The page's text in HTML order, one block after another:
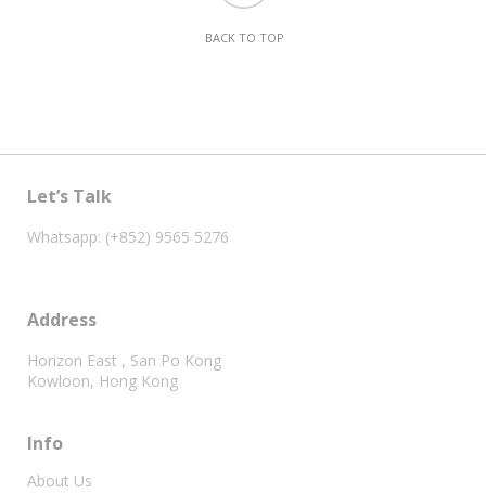
BACK TO TOP
Let’s Talk
Whatsapp: (+852) 9565 5276
Address
Horizon East , San Po Kong
Kowloon, Hong Kong
Info
About Us